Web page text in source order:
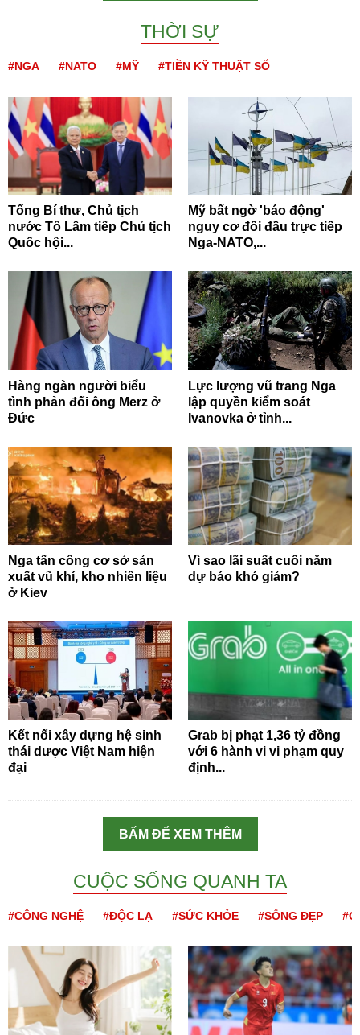
THỜI SỰ
#NGA #NATO #MỸ #TIỀN KỸ THUẬT SỐ
Tổng Bí thư, Chủ tịch
nước Tô Lâm tiếp Chủ tịch
Quốc hội...
Mỹ bất ngờ 'báo động'
nguy cơ đối đầu trực tiếp
Nga-NATO,...
Hàng ngàn người biểu
tình phản đối ông Merz ở
Đức
Lực lượng vũ trang Nga
lập quyền kiểm soát
Ivanovka ở tỉnh...
Nga tấn công cơ sở sản
xuất vũ khí, kho nhiên liệu
ở Kiev
Vì sao lãi suất cuối năm
dự báo khó giảm?
Kết nối xây dựng hệ sinh
thái dược Việt Nam hiện
đại
Grab bị phạt 1,36 tỷ đồng
với 6 hành vi vi phạm quy
định...
BẤM ĐỂ XEM THÊM
CUỘC SỐNG QUANH TA
#CÔNG NGHỆ #ĐỘC LẠ #SỨC KHỎE #SỐNG ĐẸP